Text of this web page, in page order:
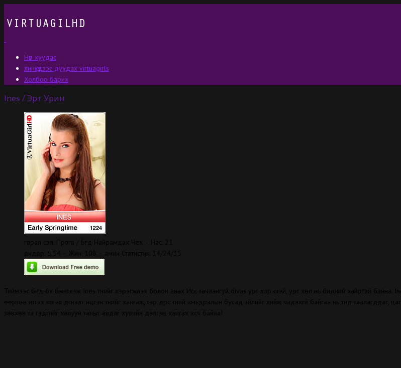
Нүүр хуудас
линкүүдээс дуудах virtuagirls
Холбоо барих
Ines / Эрт Урин